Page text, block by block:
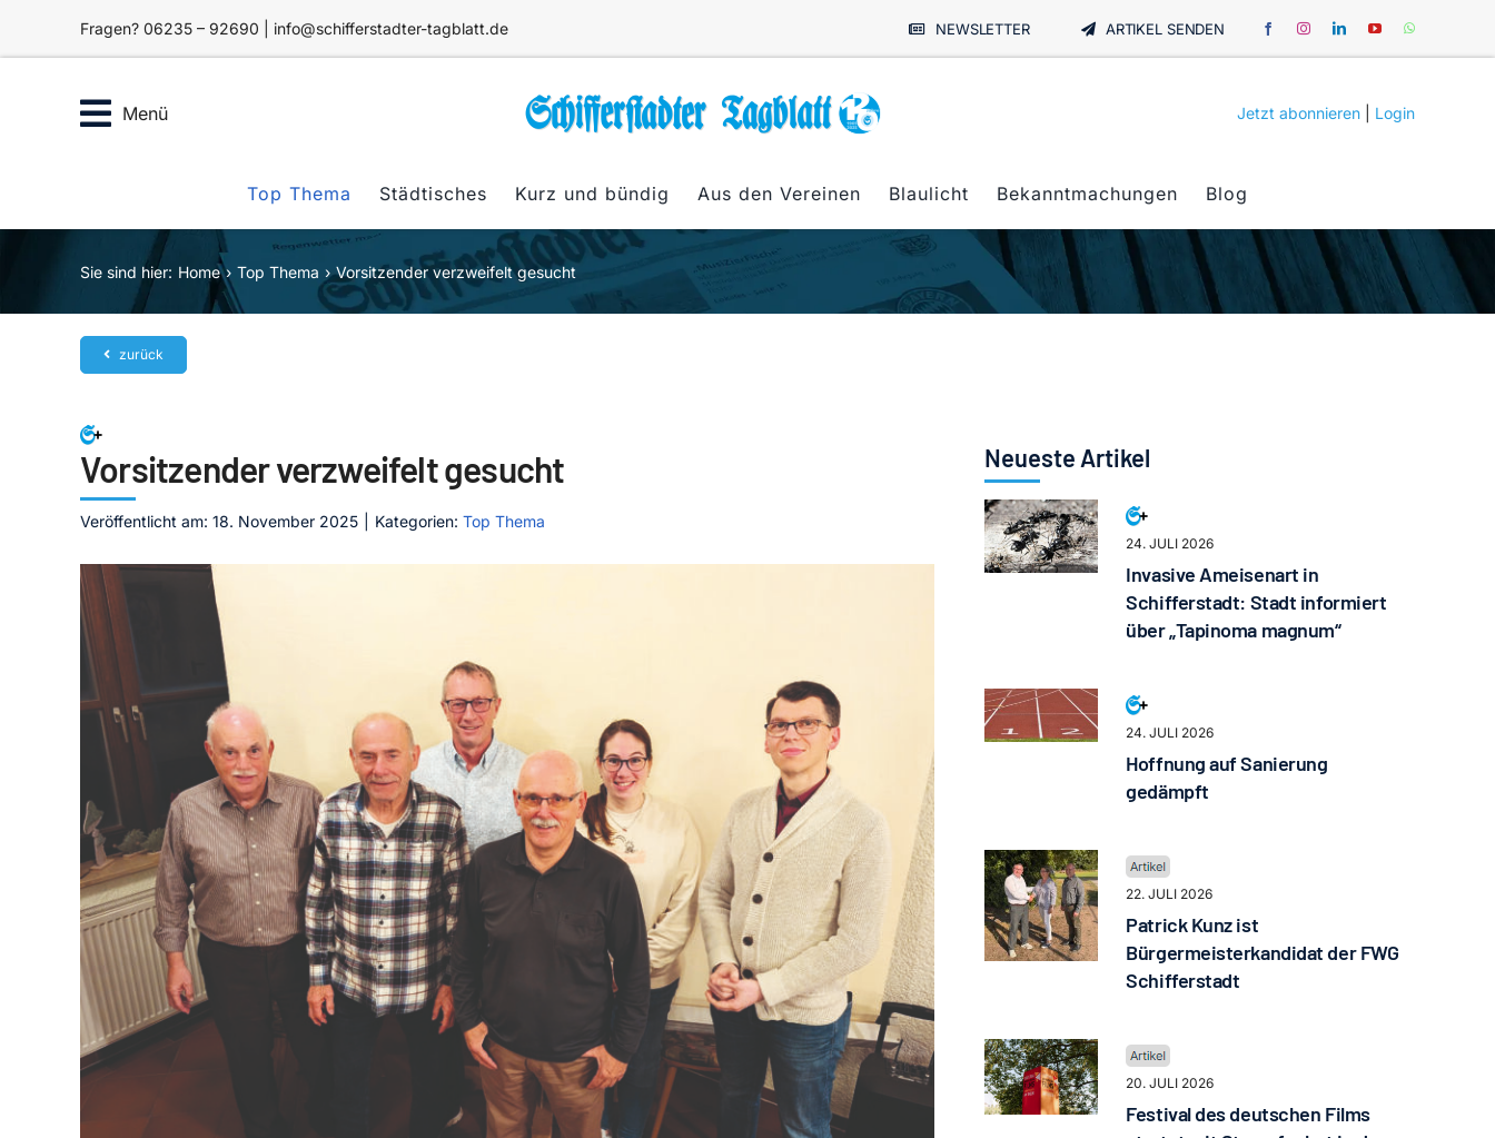
Fragen? 06235 – 92690 | info@schifferstadter-tagblatt.de NEWSLETTER ARTIKEL SENDEN
Menü Jetzt abonnieren Login
Top Thema Städtisches Kurz und bündig Aus den Vereinen Blaulicht Bekanntmachungen Blog
Sie sind hier: Home Top Thema Vorsitzender verzweifelt gesucht
zurück
Vorsitzender verzweifelt gesucht
Veröffentlicht am: 18. November 2025 Kategorien: Top Thema
Neueste Artikel
24. JULI 2026
Invasive Ameisenart in
Schifferstadt: Stadt informiert
über „Tapinoma magnum“
24. JULI 2026
Hoffnung auf Sanierung
gedämpft
22. JULI 2026
Patrick Kunz ist
Bürgermeisterkandidat der FWG
Schifferstadt
20. JULI 2026
Festival des deutschen Films